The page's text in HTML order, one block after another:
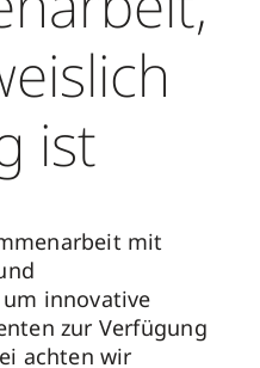
ist
mit
innovative
zur Verfügung
achten wir